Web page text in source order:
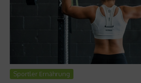
Sportler Ernährung